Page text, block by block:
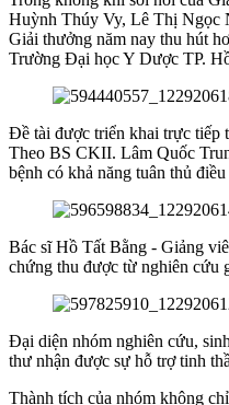
Huỳnh Thúy Vy, Lê Thị Ngọc
Giải thưởng năm nay thu hút
Trường Đại học Y Dược TP.
Đề tài được triển khai trực tiếp
Theo BS CKII. Lâm Quốc
bệnh có khả năng tuân thủ
Bác sĩ Hồ Tất Bằng - Giảng
chứng thu được từ nghiên cứu
Đại diện nhóm nghiên cứu,
thư nhận được sự hỗ trợ tinh
Thành tích của nhóm không